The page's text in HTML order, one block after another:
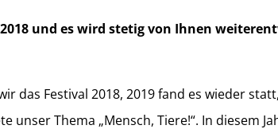
und es wird stetig von Ihnen
das Festival 2018, 2019 fand es wieder
unser Thema „Mensch, Tiere!“. In diesem